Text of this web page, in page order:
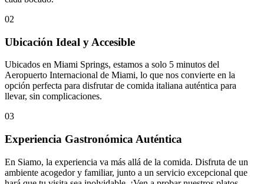
02
Ubicación Ideal y Accesible
Ubicados en Miami Springs, estamos a solo 5 minutos del
Aeropuerto Internacional de Miami, lo que nos convierte en la
opción perfecta para disfrutar de comida italiana auténtica para
llevar, sin complicaciones.
03
Experiencia Gastronómica Auténtica
En Siamo, la experiencia va más allá de la comida. Disfruta de un
ambiente acogedor y familiar, junto a un servicio excepcional que